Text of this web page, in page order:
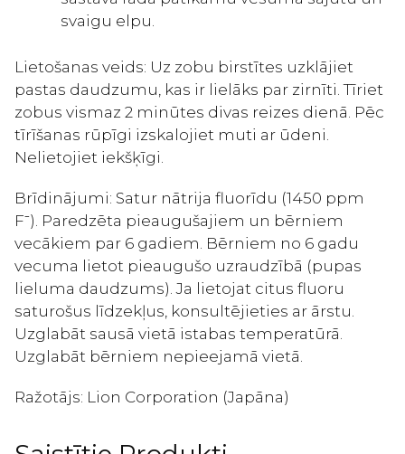
svaigu elpu.
Lietošanas veids: Uz zobu birstītes uzklājiet
pastas daudzumu, kas ir lielāks par zirnīti. Tīriet
zobus vismaz 2 minūtes divas reizes dienā. Pēc
tīrīšanas rūpīgi izskalojiet muti ar ūdeni.
Nelietojiet iekšķīgi.
Brīdinājumi: Satur nātrija fluorīdu (1450 ppm
F⁻). Paredzēta pieaugušajiem un bērniem
vecākiem par 6 gadiem. Bērniem no 6 gadu
vecuma lietot pieaugušo uzraudzībā (pupas
lieluma daudzums). Ja lietojat citus fluoru
saturošus līdzekļus, konsultējieties ar ārstu.
Uzglabāt sausā vietā istabas temperatūrā.
Uzglabāt bērniem nepieejamā vietā.
Ražotājs: Lion Corporation (Japāna)